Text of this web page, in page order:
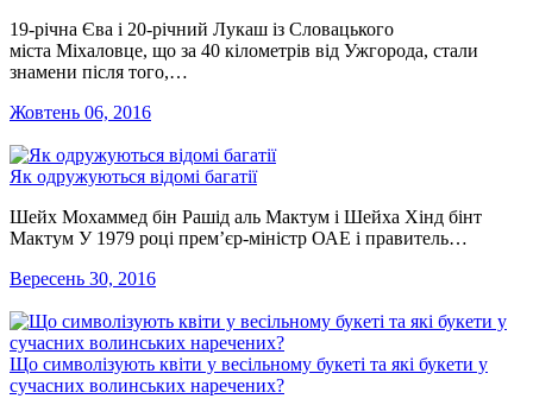
19-річна Єва і 20-річний Лукаш із Словацького
міста Міхаловце, що за 40 кілометрів від Ужгорода, стали
знамени після того,…
Жовтень 06, 2016
Як одружуються відомі багатії
Шейх Мохаммед бін Рашід аль Мактум і Шейха Хінд бінт
Мактум У 1979 році прем’єр-міністр ОАЕ і правитель…
Вересень 30, 2016
Що символізують квіти у весільному букеті та які букети у
сучасних волинських наречених?